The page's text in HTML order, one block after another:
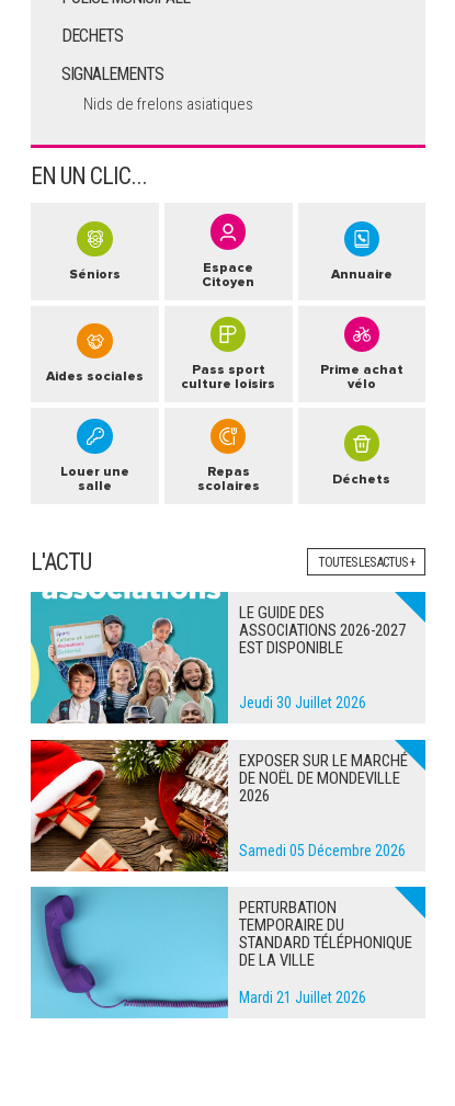
DECHETS
SIGNALEMENTS
Nids de frelons asiatiques
EN UN CLIC...
Séniors
Espace
Citoyen
Annuaire
Aides sociales
Pass sport
culture loisirs
Prime achat
vélo
Louer une
salle
Repas
scolaires
Déchets
L'ACTU TOUTES LES ACTUS +
LE GUIDE DES
ASSOCIATIONS 2026-2027
EST DISPONIBLE
Jeudi 30 Juillet 2026
EXPOSER SUR LE MARCHÉ
DE NOËL DE MONDEVILLE
2026
Samedi 05 Décembre 2026
PERTURBATION
TEMPORAIRE DU
STANDARD TÉLÉPHONIQUE
DE LA VILLE
Mardi 21 Juillet 2026